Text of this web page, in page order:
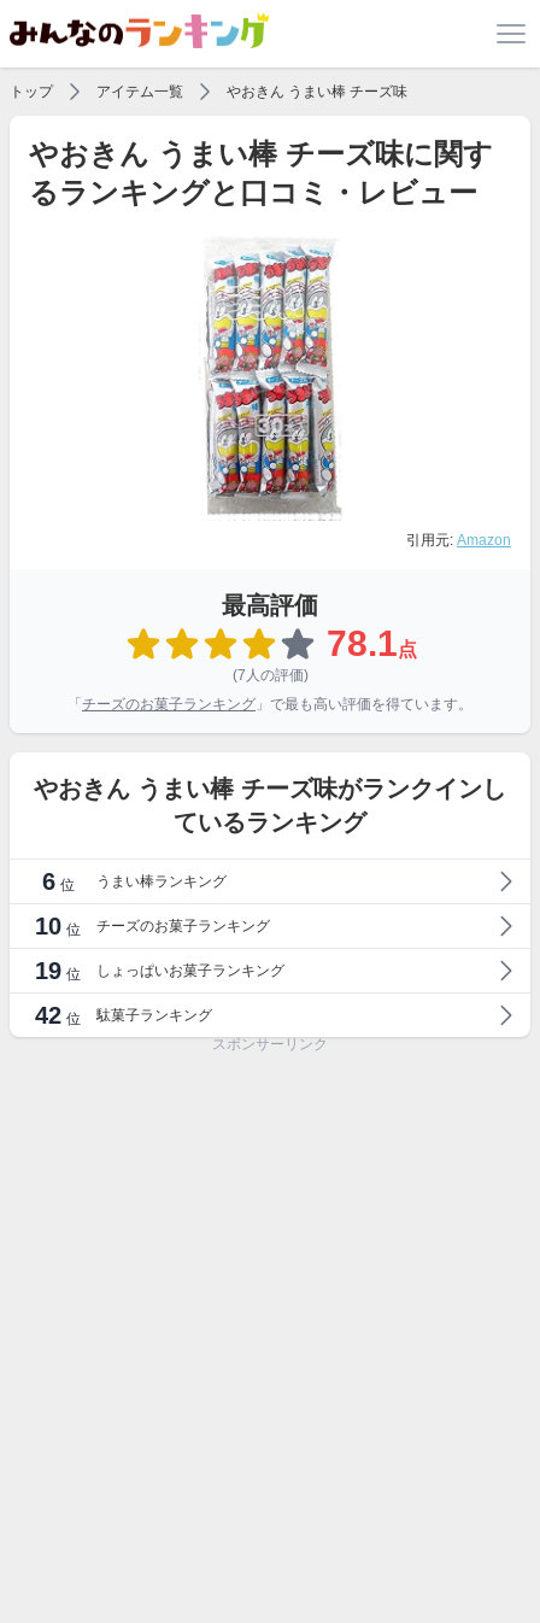
トップ アイテム一覧 やおきん うまい棒 チーズ味
やおきん うまい棒 チーズ味に関す
るランキングと口コミ・レビュー
引用元: Amazon
最高評価
78.1点
(7人の評価)
「 チーズのお菓子ランキング 」で最も高い評価を得ています。
やおきん うまい棒 チーズ味がランクインし
ているランキング
6 位 うまい棒ランキング
10 位 チーズのお菓子ランキング
19 位 しょっぱいお菓子ランキング
42 位
駄菓子ランキング
スポンサーリンク